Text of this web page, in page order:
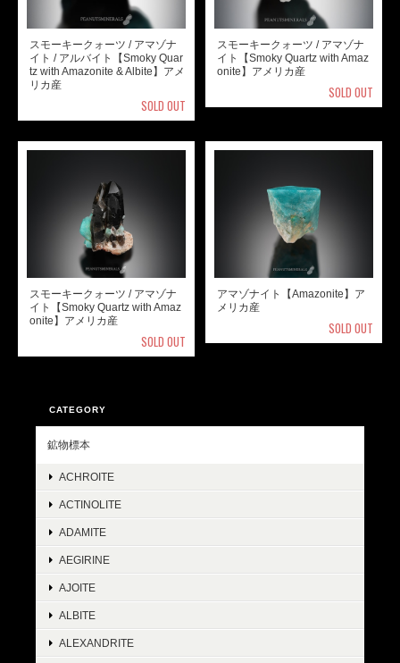
スモーキークォーツ / アマゾナ
イト / アルバイト【Smoky Quar
tz with Amazonite & Albite】アメ
リカ産
SOLD OUT
スモーキークォーツ / アマゾナ
イト【Smoky Quartz with Amaz
onite】アメリカ産
SOLD OUT
スモーキークォーツ / アマゾナ
イト【Smoky Quartz with Amaz
onite】アメリカ産
SOLD OUT
アマゾナイト【Amazonite】ア
メリカ産
SOLD OUT
CATEGORY
鉱物標本
ACHROITE
ACTINOLITE
ADAMITE
AEGIRINE
AJOITE
ALBITE
ALEXANDRITE